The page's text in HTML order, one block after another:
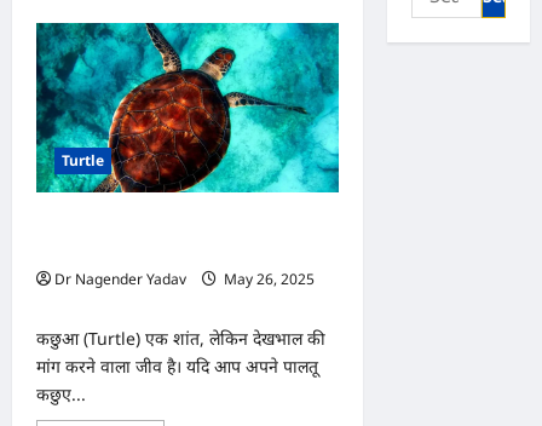
Turtle
Dr Nagender Yadav
May 26, 2025
कछुआ (Turtle) एक शांत, लेकिन देखभाल की
मांग करने वाला जीव है। यदि आप अपने पालतू
कछुए...
for: